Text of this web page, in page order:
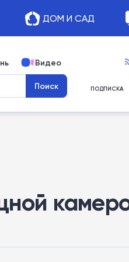
ДОМ И САД
Видео
ПОДПИСКА